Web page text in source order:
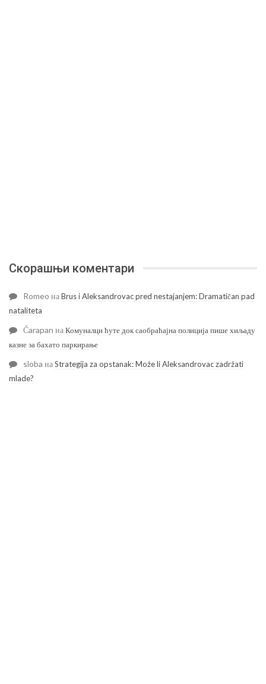
Скорашњи коментари
Romeo наBrus i Aleksandrovac pred nestajanjem: Dramatičan pad
nataliteta
Čarapan наКомуналци ћуте док саобраћајна полиција пише хиљаду
казне за бахато паркирање
sloba наStrategija za opstanak: Može li Aleksandrovac zadržati
mlade?